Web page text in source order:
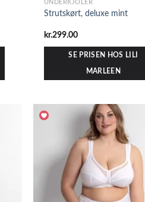
UNDERKJOLER
Strutskørt, deluxe mint
kr.299.00
SE PRISEN HOS LILI
MARLEEN